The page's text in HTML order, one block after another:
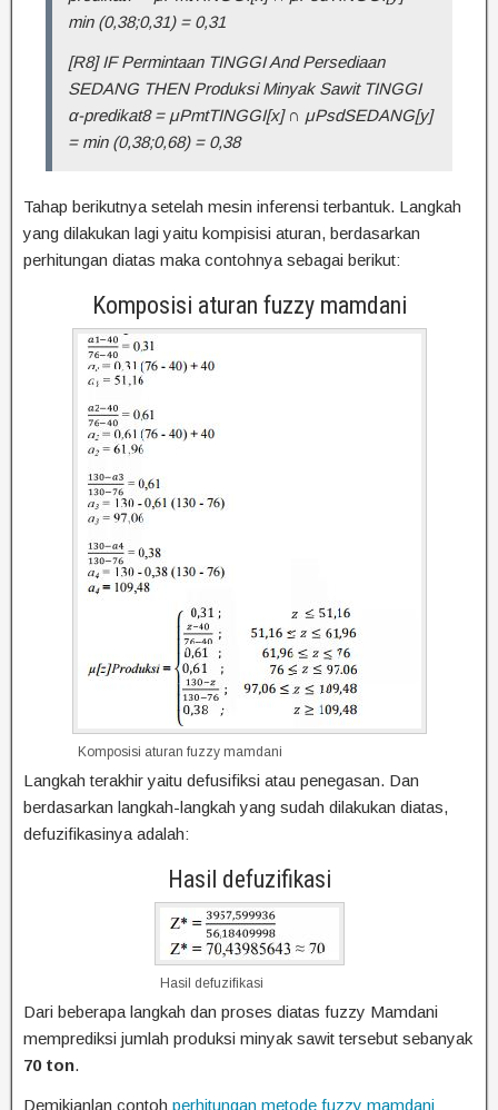
min (0,38;0,31) = 0,31
[R8] IF Permintaan TINGGI And Persediaan
SEDANG THEN Produksi Minyak Sawit TINGGI
α-predikat8 = μPmtTINGGI[x] ∩ μPsdSEDANG[y]
= min (0,38;0,68) = 0,38
Tahap berikutnya setelah mesin inferensi terbantuk. Langkah
yang dilakukan lagi yaitu kompisisi aturan, berdasarkan
perhitungan diatas maka contohnya sebagai berikut:
Komposisi aturan fuzzy mamdani
Komposisi aturan fuzzy mamdani
Langkah terakhir yaitu defusifiksi atau penegasan. Dan
berdasarkan langkah-langkah yang sudah dilakukan diatas,
defuzifikasinya adalah:
Hasil defuzifikasi
Hasil defuzifikasi
Dari beberapa langkah dan proses diatas fuzzy Mamdani
memprediksi jumlah produksi minyak sawit tersebut sebanyak
70 ton.
Demikianlan contoh perhitungan metode fuzzy mamdani